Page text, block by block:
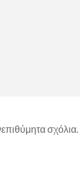
σχόλια.